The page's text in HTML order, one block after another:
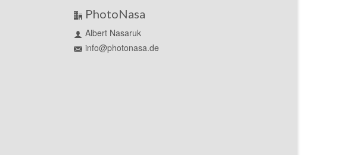
PhotoNasa
Albert Nasaruk
info@photonasa.de